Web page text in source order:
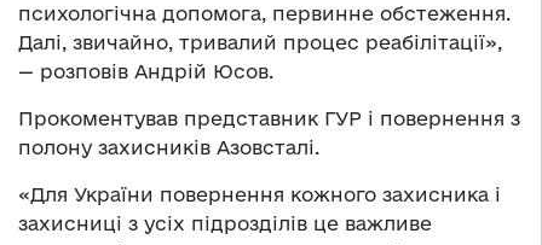
психологічна допомога, первинне обстеження.
Далі, звичайно, тривалий процес реабілітації»,
— розповів Андрій Юсов.
Прокоментував представник ГУР і повернення з
полону захисників Азовсталі.
«Для України повернення кожного захисника і
захисниці з усіх підрозділів це важливе